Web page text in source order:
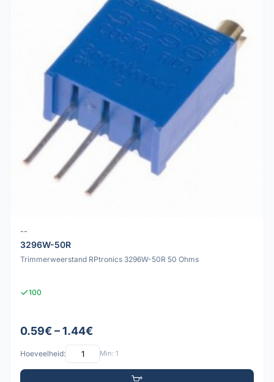
--
3296W-50R
Trimmerweerstand RPtronics 3296W-50R 50 Ohms
100
0.59€ – 1.44€
Hoeveelheid: Min: 1